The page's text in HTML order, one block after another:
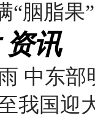
“胭脂果”
资讯
中东部
我国迎